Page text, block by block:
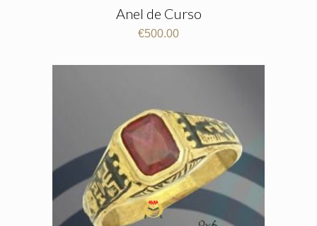
Anel de Curso
€500.00